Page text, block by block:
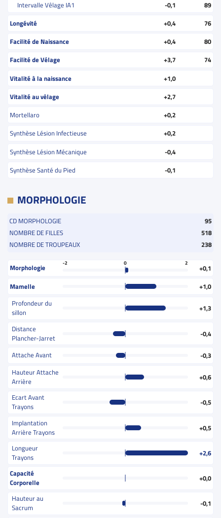
Intervalle Vêlage IA1 -0,1
89
Longévité
+0,4
76
Facilité de Naissance
+0,4
80
Facilité de Vélage
+3,7
74
Vitalité à la naissance
+1,0
Vitalité au vêlage
+2,7
Mortellaro
+0,2
Synthèse Lésion Infectieuse
+0,2
Synthèse Lésion Mécanique
-0,4
Synthèse Santé du Pied
-0,1
MORPHOLOGIE
CD MORPHOLOGIE
95
NOMBRE DE FILLES
518
NOMBRE DE TROUPEAUX
238
Morphologie
-2 0 2
+0,1
Mamelle
+1,0
Profondeur du
sillon
+1,3
Distance
Plancher-Jarret
-0,4
Attache Avant
-0,3
Hauteur Attache
Arrière
+0,6
Ecart Avant
Trayons
-0,5
Implantation
Arrière Trayons
+0,5
Longueur
Trayons
+2,6
Capacité
Corporelle
+0,0
Hauteur au
Sacrum
-0,1